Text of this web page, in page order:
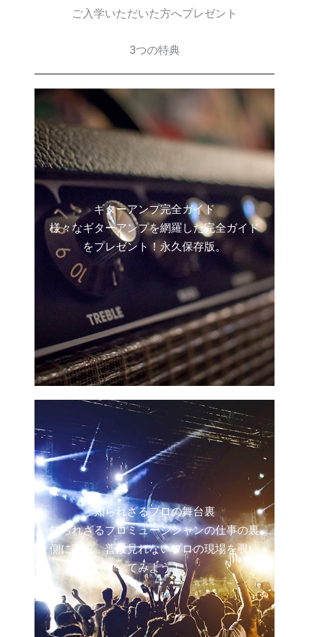
ご入学いただいた方へプレゼント
3つの特典
ギターアンプ完全ガイド
様々なギターアンプを網羅した完全ガイド
をプレゼント！永久保存版。
知られざるプロの舞台裏
知られざるプロミュージシャンの仕事の裏
側に密着。普段見れないプロの現場を覗い
てみよう！